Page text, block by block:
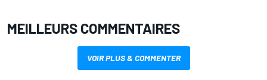
MEILLEURS COMMENTAIRES
VOIR PLUS & COMMENTER